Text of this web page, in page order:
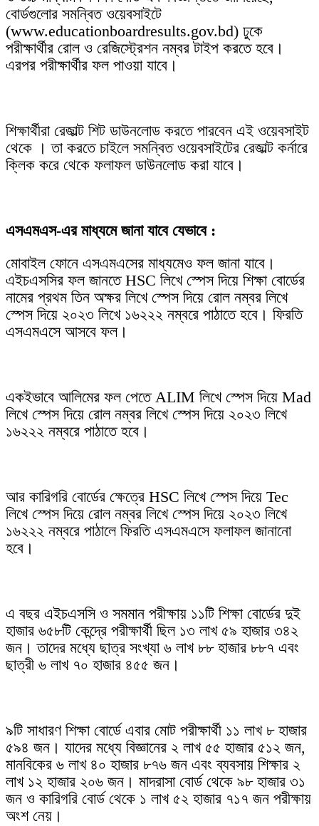
বোর্ডগুলোর সমন্বিত ওয়েবসাইটে
(www.educationboardresults.gov.bd) ঢুকে
পরীক্ষার্থীর রোল ও রেজিস্ট্রেশন নম্বর টাইপ করতে হবে।
এরপর পরীক্ষার্থীর ফল পাওয়া যাবে।
শিক্ষার্থীরা রেজাল্ট শিট ডাউনলোড করতে পারবেন এই ওয়েবসাইট
থেকে । তা করতে চাইলে সমন্বিত ওয়েবসাইটের রেজাল্ট কর্নারে
ক্লিক করে থেকে ফলাফল ডাউনলোড করা যাবে।
এসএমএস-এর মাধ্যমে জানা যাবে যেভাবে :
মোবাইল ফোনে এসএমএসের মাধ্যমেও ফল জানা যাবে।
এইচএসসির ফল জানতে HSC লিখে স্পেস দিয়ে শিক্ষা বোর্ডের
নামের প্রথম তিন অক্ষর লিখে স্পেস দিয়ে রোল নম্বর লিখে
স্পেস দিয়ে ২০২৩ লিখে ১৬২২২ নম্বরে পাঠাতে হবে। ফিরতি
এসএমএসে আসবে ফল।
একইভাবে আলিমের ফল পেতে ALIM লিখে স্পেস দিয়ে Mad
লিখে স্পেস দিয়ে রোল নম্বর লিখে স্পেস দিয়ে ২০২৩ লিখে
১৬২২২ নম্বরে পাঠাতে হবে।
আর কারিগরি বোর্ডের ক্ষেত্রে HSC লিখে স্পেস দিয়ে Tec
লিখে স্পেস দিয়ে রোল নম্বর লিখে স্পেস দিয়ে ২০২৩ লিখে
১৬২২২ নম্বরে পাঠালে ফিরতি এসএমএসে ফলাফল জানানো
হবে।
এ বছর এইচএসসি ও সমমান পরীক্ষায় ১১টি শিক্ষা বোর্ডের দুই
হাজার ৬৫৮টি কেন্দ্রে পরীক্ষার্থী ছিল ১৩ লাখ ৫৯ হাজার ৩৪২
জন। তাদের মধ্যে ছাত্র সংখ্যা ৬ লাখ ৮৮ হাজার ৮৮৭ এবং
ছাত্রী ৬ লাখ ৭০ হাজার ৪৫৫ জন।
৯টি সাধারণ শিক্ষা বোর্ডে এবার মোট পরীক্ষার্থী ১১ লাখ ৮ হাজার
৫৯৪ জন। যাদের মধ্যে বিজ্ঞানের ২ লাখ ৫৫ হাজার ৫১২ জন,
মানবিকের ৬ লাখ ৪০ হাজার ৮৭৬ জন এবং ব্যবসায় শিক্ষার ২
লাখ ১২ হাজার ২০৬ জন। মাদরাসা বোর্ড থেকে ৯৮ হাজার ৩১
জন ও কারিগরি বোর্ড থেকে ১ লাখ ৫২ হাজার ৭১৭ জন পরীক্ষায়
অংশ নেয়।